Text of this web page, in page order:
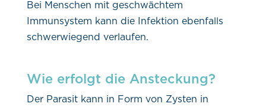
Bei Menschen mit geschwächtem
Immunsystem kann die Infektion ebenfalls
schwerwiegend verlaufen.
Wie erfolgt die Ansteckung?
Der Parasit kann in Form von Zysten in